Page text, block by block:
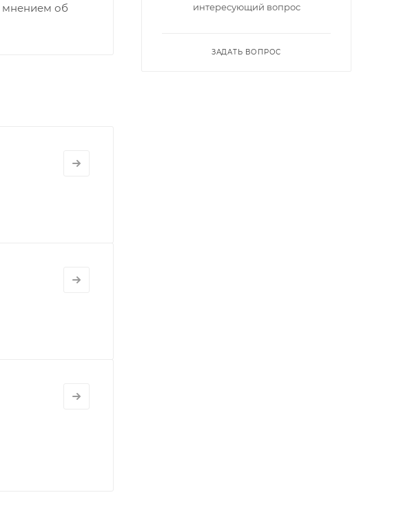
мнением об
интересующий вопрос
ЗАДАТЬ ВОПРОС